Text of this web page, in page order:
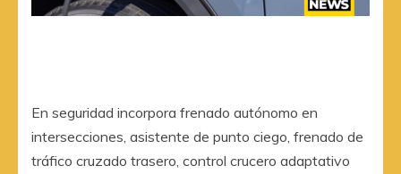
En seguridad incorpora frenado autónomo en
intersecciones, asistente de punto ciego, frenado de
tráfico cruzado trasero, control crucero adaptativo